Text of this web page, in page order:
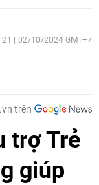
| 02/10/2024 GMT+7
trên
trợ Trẻ
giúp